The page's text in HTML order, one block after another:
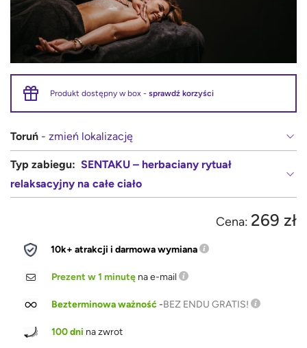
Produkt dostępny w box - sprawdź korzyści
Toruń - zmień lokalizację
Typ zabiegu: SENTAKU – herbaciany rytuał
relaksacyjny na całe ciało
Cena: 269 zł
10k+ atrakcji i darmowa wymiana
Prezent w 1 minutę na e-mail
Bezterminowa ważność-BEZ ENDU GRATIS!
100 dni na zwrot